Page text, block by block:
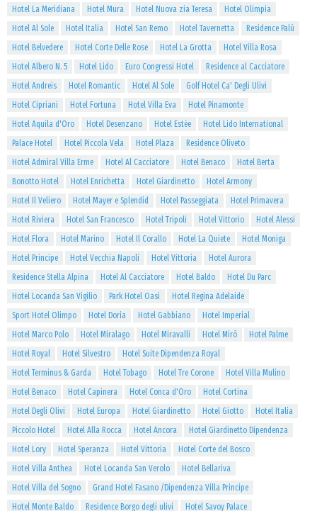
Hotel La Meridiana
Hotel Mura Hotel Nuova zia Teresa
Hotel Olimpia
Hotel Al Sole
Hotel Italia Hotel San Remo Hotel Tavernetta
Residence Palù
Hotel Belvedere
Hotel Corte Delle Rose Hotel La Grotta
Hotel Villa Rosa
Hotel Albero N. 5
Hotel Lido Euro Congressi Hotel
Residence al Cacciatore
Hotel Andreis
Hotel Romantic Hotel Al Sole
Golf Hotel Ca' Degli Ulivi
Hotel Cipriani
Hotel Fortuna Hotel Villa Eva
Hotel Pinamonte
Hotel Aquila d'Oro
Hotel Desenzano Hotel Estée
Hotel Lido International
Palace Hotel
Hotel Piccola Vela Hotel Plaza
Residence Oliveto
Hotel Admiral Villa Erme
Hotel Al Cacciatore Hotel Benaco
Hotel Berta
Bonotto Hotel
Hotel Enrichetta Hotel Giardinetto
Hotel Armony
Hotel Il Veliero
Hotel Mayer e Splendid Hotel Passeggiata
Hotel Primavera
Hotel Riviera
Hotel San Francesco Hotel Tripoli Hotel Vittorio
Hotel Alessi
Hotel Flora
Hotel Marino Hotel Il Corallo Hotel La Quiete
Hotel Moniga
Hotel Principe
Hotel Vecchia Napoli Hotel Vittoria
Hotel Aurora
Residence Stella Alpina
Hotel Al Cacciatore Hotel Baldo
Hotel Du Parc
Hotel Locanda San Vigilio
Park Hotel Oasi
Hotel Regina Adelaide
Sport Hotel Olimpo
Hotel Doria Hotel Gabbiano
Hotel Imperial
Hotel Marco Polo
Hotel Miralago Hotel Miravalli Hotel Mirò
Hotel Palme
Hotel Royal
Hotel Silvestro
Hotel Suite Dipendenza Royal
Hotel Terminus & Garda
Hotel Tobago Hotel Tre Corone
Hotel Villa Mulino
Hotel Benaco
Hotel Capinera Hotel Conca d'Oro
Hotel Cortina
Hotel Degli Olivi
Hotel Europa Hotel Giardinetto Hotel Giotto
Hotel Italia
Piccolo Hotel
Hotel Alla Rocca Hotel Ancora
Hotel Giardinetto Dipendenza
Hotel Lory
Hotel Speranza Hotel Vittoria
Hotel Corte del Bosco
Hotel Villa Anthea
Hotel Locanda San Verolo
Hotel Bellariva
Hotel Villa del Sogno
Grand Hotel Fasano /Dipendenza Villa Principe
Hotel Monte Baldo
Residence Borgo degli ulivi Hotel Savoy Palace